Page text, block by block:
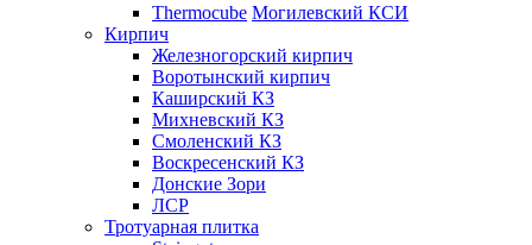
Thermocube Могилевский КСИ
Кирпич
Железногорский кирпич
Воротынский кирпич
Каширский КЗ
Михневский КЗ
Смоленский КЗ
Воскресенский КЗ
Донские Зори
ЛСР
Тротуарная плитка